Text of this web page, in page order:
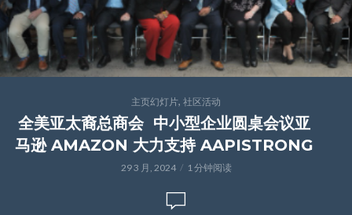
主页幻灯片, 社区活动
全美亚太裔总商会 中小型企业圆桌会议亚
马逊 AMAZON 大力支持 AAPISTRONG
29 3 月, 2024 1 分钟阅读